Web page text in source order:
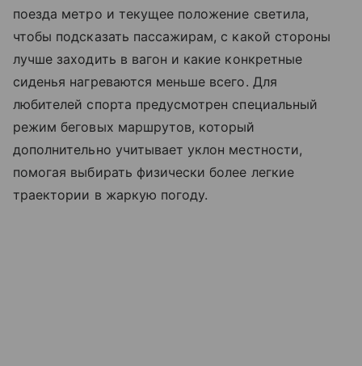
поезда метро и текущее положение светила,
чтобы подсказать пассажирам, с какой стороны
лучше заходить в вагон и какие конкретные
сиденья нагреваются меньше всего. Для
любителей спорта предусмотрен специальный
режим беговых маршрутов, который
дополнительно учитывает уклон местности,
помогая выбирать физически более легкие
траектории в жаркую погоду.